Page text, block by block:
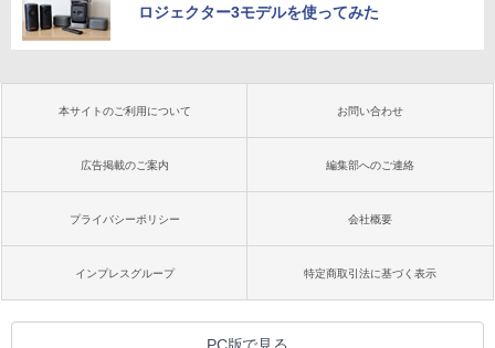
ロジェクター3モデルを使ってみた
本サイトのご利用について お問い合わせ
広告掲載のご案内 編集部へのご連絡
プライバシーポリシー 会社概要
インプレスグループ 特定商取引法に基づく表示